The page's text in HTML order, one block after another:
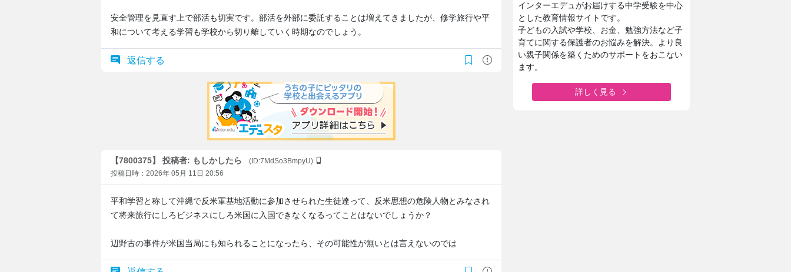
安全管理を見直す上で部活も切実です。部活を外部に委託することは増えてきましたが、修学旅行や平
和について考える学習も学校から切り離していく時期なのでしょう。
返信する
【7800375】 投稿者: もしかしたら
(ID:7MdSo3BmpyU)
投稿日時：2026年 05月 11日 20:56
平和学習と称して沖縄で反米軍基地活動に参加させられた生徒達って、反米思想の危険人物とみなされ
て将来旅行にしろビジネスにしろ米国に入国できなくなるってことはないでしょうか？
辺野古の事件が米国当局にも知られることになったら、その可能性が無いとは言えないのでは
インターエデュがお届けする中学受験を中心
とした教育情報サイトです。
子どもの入試や学校、お金、勉強方法など子
育てに関する保護者のお悩みを解決。より良
い親子関係を築くためのサポートをおこない
ます。
詳しく見る